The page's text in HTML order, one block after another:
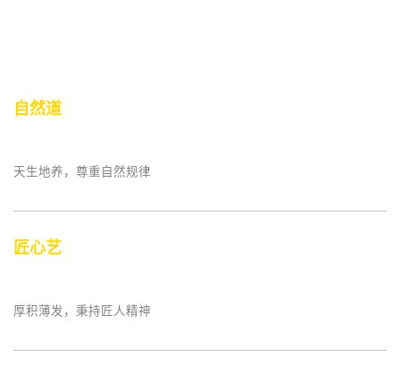
自然道
天生地养，尊重自然规律
匠心艺
厚积薄发，秉持匠人精神